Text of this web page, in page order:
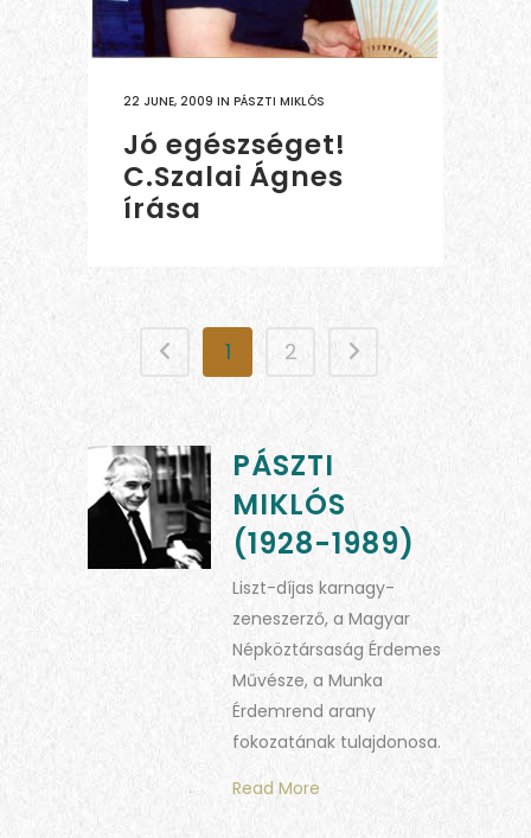
22 JUNE, 2009 IN PÁSZTI MIKLÓS
Jó egészséget!
C.Szalai Ágnes
írása
1 2
PÁSZTI
MIKLÓS
(1928-1989)
Liszt-díjas karnagy-
zeneszerző, a Magyar
Népköztársaság Érdemes
Művésze, a Munka
Érdemrend arany
fokozatának tulajdonosa.
Read More